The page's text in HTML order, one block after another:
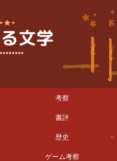
考察
書評
歴史
ゲーム考察